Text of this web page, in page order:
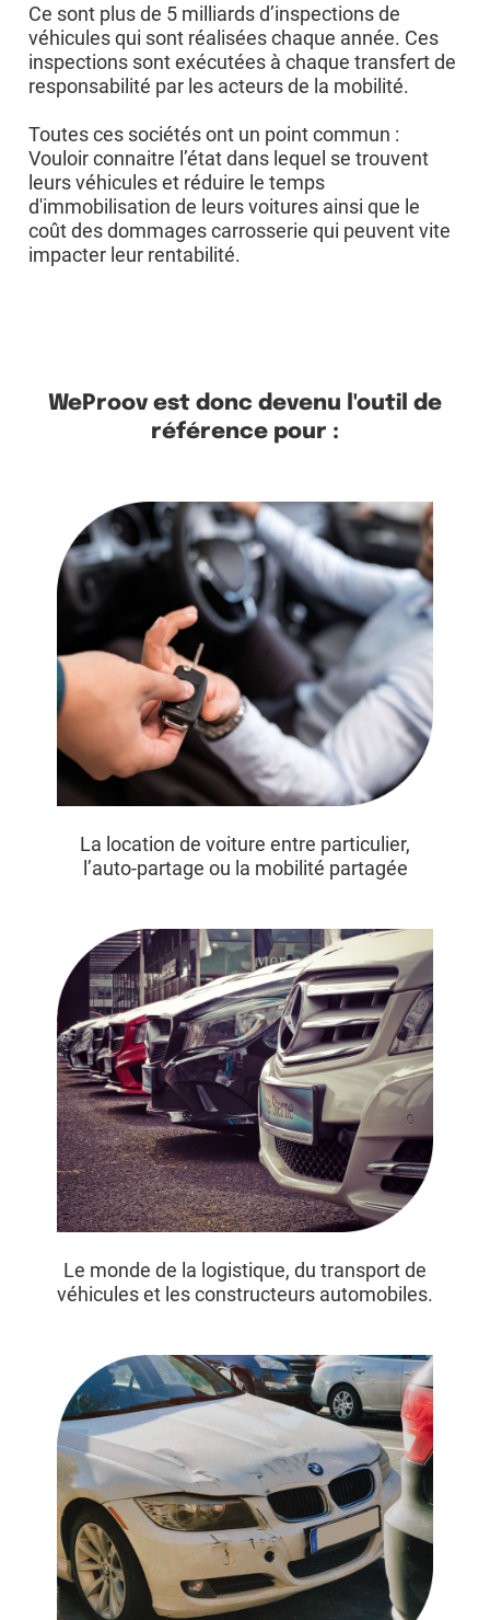
Ce sont plus de 5 milliards d’inspections de
véhicules qui sont réalisées chaque année. Ces
inspections sont exécutées à chaque transfert de
responsabilité par les acteurs de la mobilité.
Toutes ces sociétés ont un point commun :
Vouloir connaitre l’état dans lequel se trouvent
leurs véhicules et réduire le temps
d'immobilisation de leurs voitures ainsi que le
coût des dommages carrosserie qui peuvent vite
impacter leur rentabilité.
La location de voiture entre particulier,
l’auto-partage ou la mobilité partagée
Le monde de la logistique, du transport de
véhicules et les constructeurs automobiles.
WeProov est donc devenu l'outil de
référence pour :